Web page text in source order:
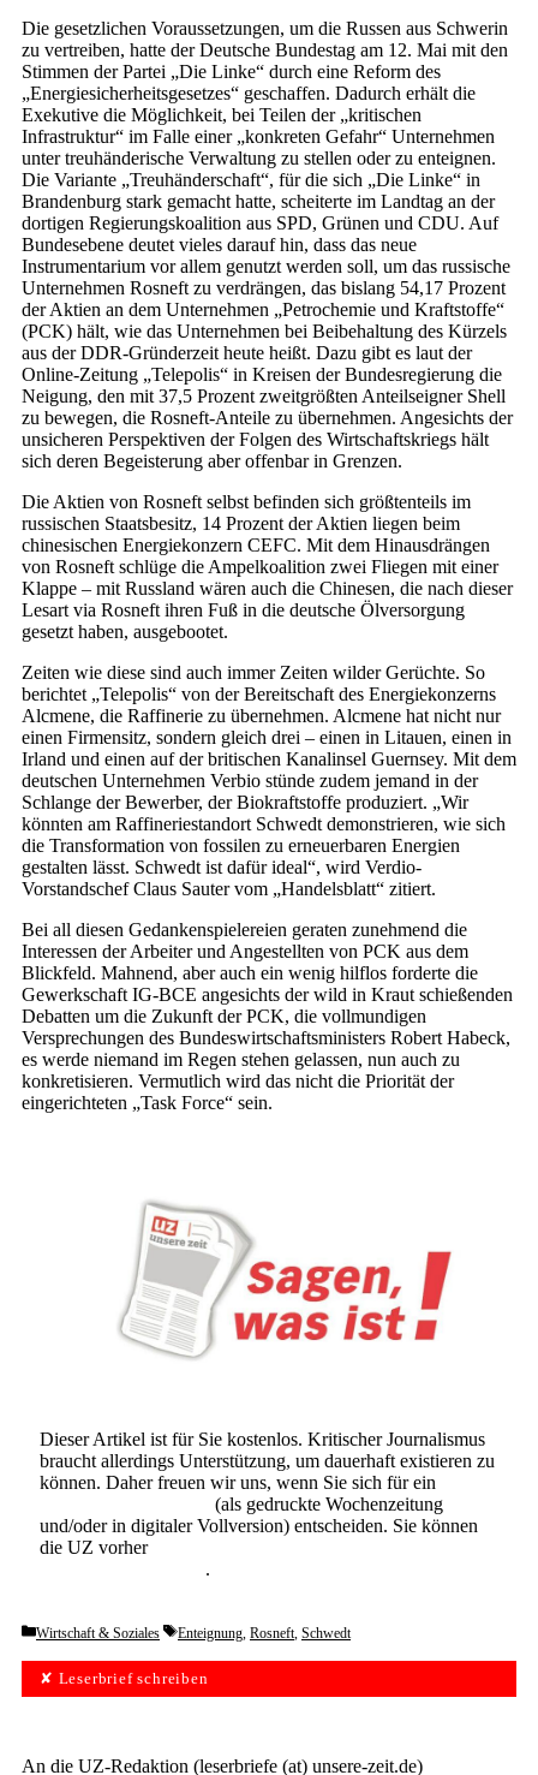
Die gesetzlichen Voraussetzungen, um die Russen aus Schwerin
zu vertreiben, hatte der Deutsche Bundestag am 12. Mai mit den
Stimmen der Partei „Die Linke“ durch eine Reform des
„Energiesicherheitsgesetzes“ geschaffen. Dadurch erhält die
Exekutive die Möglichkeit, bei Teilen der „kritischen
Infrastruktur“ im Falle einer „konkreten Gefahr“ Unternehmen
unter treuhänderische Verwaltung zu stellen oder zu enteignen.
Die Variante „Treuhänderschaft“, für die sich „Die Linke“ in
Brandenburg stark gemacht hatte, scheiterte im Landtag an der
dortigen Regierungskoalition aus SPD, Grünen und CDU. Auf
Bundesebene deutet vieles darauf hin, dass das neue
Instrumentarium vor allem genutzt werden soll, um das russische
Unternehmen Rosneft zu verdrängen, das bislang 54,17 Prozent
der Aktien an dem Unternehmen „Petrochemie und Kraftstoffe“
(PCK) hält, wie das Unternehmen bei Beibehaltung des Kürzels
aus der DDR-Gründerzeit heute heißt. Dazu gibt es laut der
Online-Zeitung „Telepolis“ in Kreisen der Bundesregierung die
Neigung, den mit 37,5 Prozent zweitgrößten Anteilseigner Shell
zu bewegen, die Rosneft-Anteile zu übernehmen. Angesichts der
unsicheren Perspektiven der Folgen des Wirtschaftskriegs hält
sich deren Begeisterung aber offenbar in Grenzen.
Die Aktien von Rosneft selbst befinden sich größtenteils im
russischen Staatsbesitz, 14 Prozent der Aktien liegen beim
chinesischen Energiekonzern CEFC. Mit dem Hinausdrängen
von Rosneft schlüge die Ampelkoalition zwei Fliegen mit einer
Klappe – mit Russland wären auch die Chinesen, die nach dieser
Lesart via Rosneft ihren Fuß in die deutsche Ölversorgung
gesetzt haben, ausgebootet.
Zeiten wie diese sind auch immer Zeiten wilder Gerüchte. So
berichtet „Telepolis“ von der Bereitschaft des Energiekonzerns
Alcmene, die Raffinerie zu übernehmen. Alcmene hat nicht nur
einen Firmensitz, sondern gleich drei – einen in Litauen, einen in
Irland und einen auf der britischen Kanalinsel Guernsey. Mit dem
deutschen Unternehmen Verbio stünde zudem jemand in der
Schlange der Bewerber, der Biokraftstoffe produziert. „Wir
könnten am Raffineriestandort Schwedt demonstrieren, wie sich
die Transformation von fossilen zu erneuerbaren Energien
gestalten lässt. Schwedt ist dafür ideal“, wird Verdio-
Vorstandschef Claus Sauter vom „Handelsblatt“ zitiert.
Bei all diesen Gedankenspielereien geraten zunehmend die
Interessen der Arbeiter und Angestellten von PCK aus dem
Blickfeld. Mahnend, aber auch ein wenig hilflos forderte die
Gewerkschaft IG-BCE angesichts der wild in Kraut schießenden
Debatten um die Zukunft der PCK, die vollmundigen
Versprechungen des Bundeswirtschaftsministers Robert Habeck,
es werde niemand im Regen stehen gelassen, nun auch zu
konkretisieren. Vermutlich wird das nicht die Priorität der
eingerichteten „Task Force“ sein.
Dieser Artikel ist für Sie kostenlos. Kritischer Journalismus
braucht allerdings Unterstützung, um dauerhaft existieren zu
können. Daher freuen wir uns, wenn Sie sich für ein
(als gedruckte Wochenzeitung
und/oder in digitaler Vollversion) entscheiden. Sie können
die UZ vorher
.
Categories
Wirtschaft & Soziales Tags
Enteignung, Rosneft, Schwedt
✘ Leserbrief schreiben
An die UZ-Redaktion (leserbriefe (at) unsere-zeit.de)